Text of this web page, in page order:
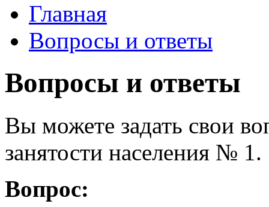
Главная
Вопросы и ответы
Вопросы и ответы
Вы можете задать свои
занятости населения № 1.
Вопрос: